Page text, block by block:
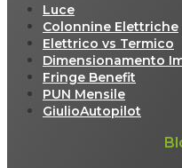
Luce
Colonnine Elettriche
Elettrico vs Termico
Dimensionamento
Fringe Benefit
PUN Mensile
GiulioAutopilot